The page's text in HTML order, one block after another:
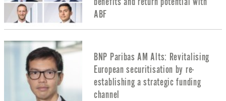
ABF
BNP Paribas AM Alts: Revitalising
European securitisation by re-
establishing a strategic funding
channel